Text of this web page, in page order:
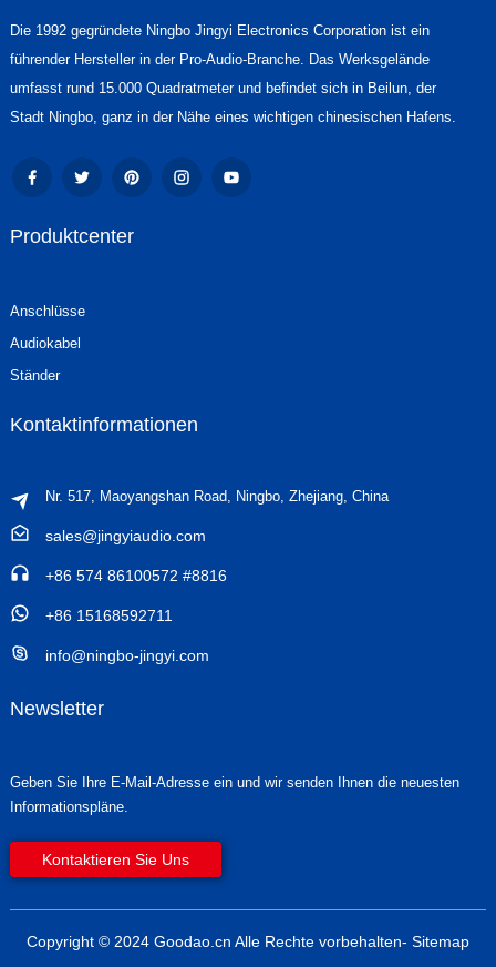
Die 1992 gegründete Ningbo Jingyi Electronics Corporation ist ein
führender Hersteller in der Pro-Audio-Branche. Das Werksgelände
umfasst rund 15.000 Quadratmeter und befindet sich in Beilun, der
Stadt Ningbo, ganz in der Nähe eines wichtigen chinesischen Hafens.
Produktcenter
Anschlüsse
Audiokabel
Ständer
Kontaktinformationen
Nr. 517, Maoyangshan Road, Ningbo, Zhejiang, China
sales@jingyiaudio.com
+86 574 86100572 #8816
+86 15168592711
info@ningbo-jingyi.com
Newsletter
Geben Sie Ihre E-Mail-Adresse ein und wir senden Ihnen die neuesten
Informationspläne.
Kontaktieren Sie Uns
Copyright © 2024 Goodao.cn Alle Rechte vorbehalten- Sitemap